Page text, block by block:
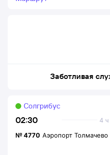
Заботливая
02:30 4
Солгрибус
№4770 Аэропорт